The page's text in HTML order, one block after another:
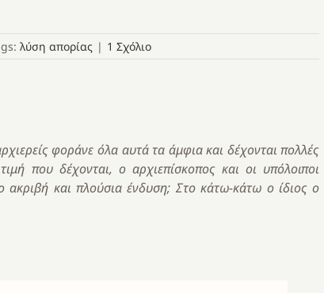
λύση απορίας | 1 Σχόλιο
φοράνε όλα αυτά τα άμφια και δέχονται πολλές
που δέχονται, ο αρχιεπίσκοπος και οι υπόλοιποι
ακριβή και πλούσια ένδυση; Στο κάτω-κάτω ο ίδιος ο